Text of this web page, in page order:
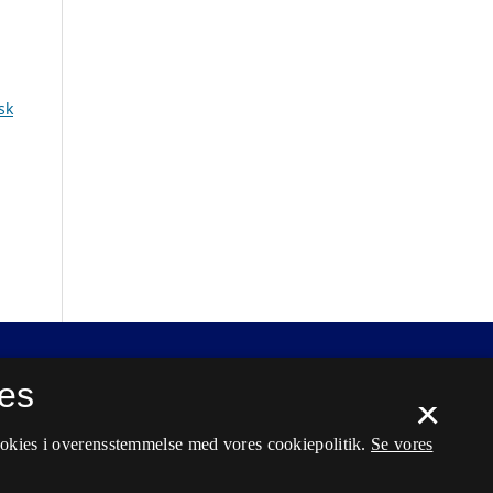
×
i overensstemmelse med vores cookiepolitik. Se vores